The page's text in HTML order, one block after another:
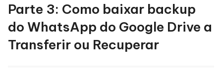
Parte 3: Como baixar backup
do WhatsApp do Google Drive a
Transferir ou Recuperar